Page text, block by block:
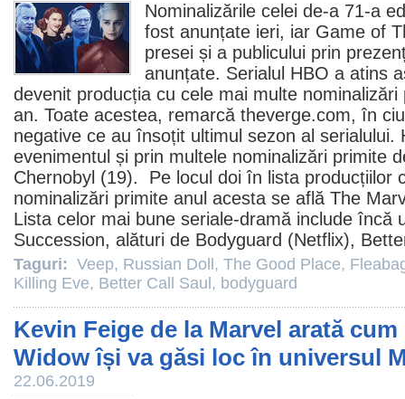
Nominalizările celei de-a 71-a
fost anunțate ieri, iar Game of
presei și a publicului prin
anunțate. Serialul HBO a atins
devenit producția cu cele mai multe
an. Toate acestea, remarcă theverge.com, în
negative ce au însoțit ultimul sezon al serialului.
evenimentul și prin multele nominalizări primite
Chernobyl (19). Pe locul doi în lista producțiilor
nominalizări primite anul acesta se află The
Lista celor mai bune seriale-dramă include încă
Succession, alături de Bodyguard (Netflix),
Taguri: Veep, Russian Doll , The Good Place,
Killing Eve, Better Call Saul , bodyguard
Kevin Feige de la Marvel arată
Widow își va găsi loc în universul
22.06.2019